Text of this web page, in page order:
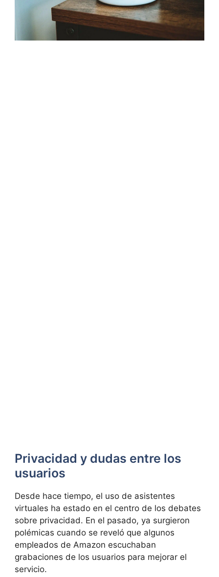
Privacidad y dudas entre los
usuarios
Desde hace tiempo, el uso de asistentes
virtuales ha estado en el centro de los debates
sobre privacidad. En el pasado, ya surgieron
polémicas cuando se reveló que algunos
empleados de Amazon escuchaban
grabaciones de los usuarios para mejorar el
servicio.